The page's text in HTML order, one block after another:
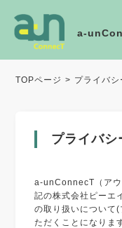
a-
TOPページ プライバシ
プライバシ
a-unConnecT（アウ
記の株式会社ピーエ
の取り扱いについて
ただくことになりま